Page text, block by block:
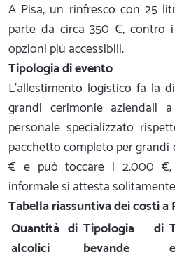
A Pisa, un rinfresco con 25
parte da circa 350 €, contro
opzioni più accessibili.
Tipologia di evento
L'allestimento logistico fa la
grandi cerimonie aziendali
personale specializzato
pacchetto completo per grandi
€ e può toccare i 2.000 €,
informale si attesta
Tabella riassuntiva dei costi a
Quantità di
alcolici
Tipologia di
bevande